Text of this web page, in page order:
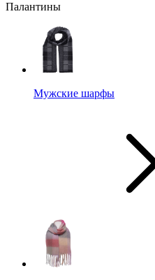
Палантины
Мужские шарфы